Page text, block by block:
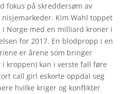
fokus på skreddersøm av
Kim Wahl toppet
Norge med en milliard kroner i
for 2017. En blodpropp i en
er årene som bringer
kroppen) kan i verste fall føre
call girl eskorte oppdal seg
hvilke kriger og konflikter